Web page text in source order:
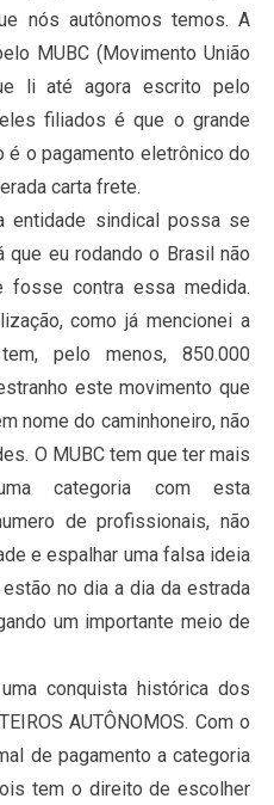
nós autônomos temos. A
MUBC (Movimento União
li até agora escrito pelo
filiados é que o grande
o pagamento eletrônico do
carta frete.
entidade sindical possa se
eu rodando o Brasil não
fosse contra essa medida.
como já mencionei a
pelo menos, 850.000
este movimento que
nome do caminhoneiro, não
O MUBC tem que ter mais
categoria com esta
de profissionais, não
e espalhar uma falsa ideia
no dia a dia da estrada
um importante meio de
conquista histórica dos
AUTÔNOMOS. Com o
de pagamento a categoria
tem o direito de escolher